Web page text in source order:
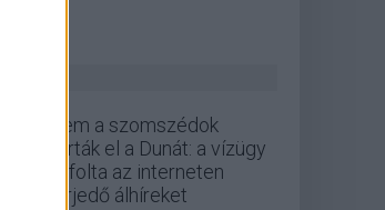
Nem a szomszédok
zárták el a Dunát: a vízügy
cáfolta az interneten
terjedő álhíreket